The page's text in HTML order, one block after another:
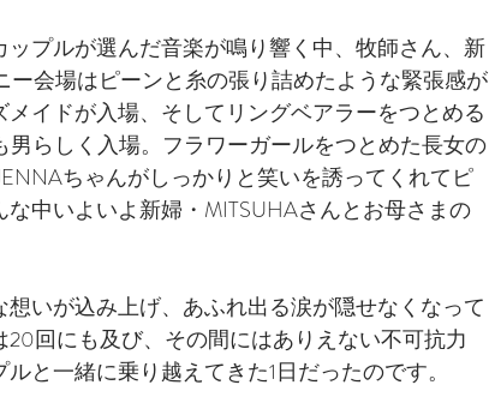
プルが選んだ音楽が鳴り響く中、牧師さん、新
会場はピーンと糸の張り詰めたような緊張感が
イドが入場、そしてリングベアラーをつとめる
らしく入場。フラワーガールをつとめた長女の
ちゃんがしっかりと笑いを誘ってくれてピ
中いよいよ新婦・MITSUHAさんとお母さまの
いが込み上げ、あふれ出る涙が隠せなくなって
回にも及び、その間にはありえない不可抗力
と一緒に乗り越えてきた1日だったのです。